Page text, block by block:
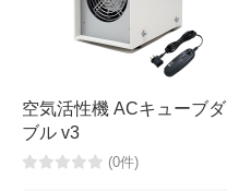
空気活性機 ACキューブダ
ブル v3
(0件)